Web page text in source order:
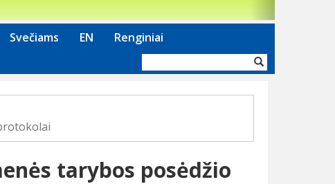
Svečiams EN Renginiai
forma
tarybos posėdžio